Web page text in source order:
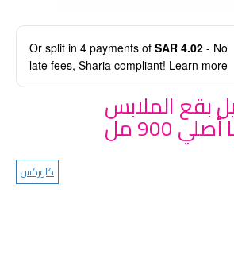
Or split in 4 payments of SAR 4.02 - No
late fees, Sharia compliant! Learn more
بقع الملابس
900 مل
كلوركس